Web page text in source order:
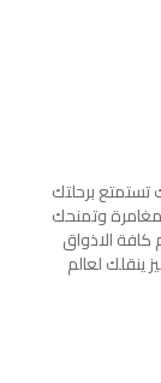
برحلتك
وتمنحك
كافة الاذواق
ينقلك لعالم